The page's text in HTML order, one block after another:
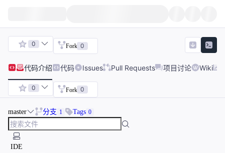
0 Fork 0
代码介绍 代码 Issues Pull Requests 项目讨论 Wiki
0 Fork 0
master 分支 1 Tags 0
IDE